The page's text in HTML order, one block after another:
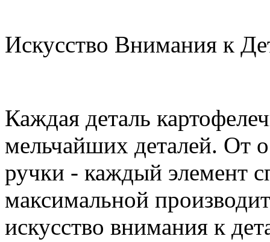
Искусство Внимания к
Каждая деталь
мельчайших деталей. От
ручки - каждый элемент
максимальной
искусство внимания к